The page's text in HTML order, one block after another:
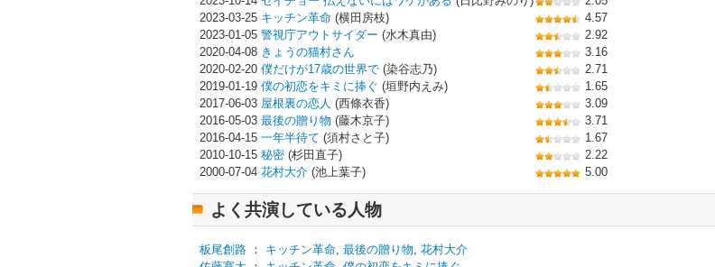
2023-03-25 キッチン革命 (横田房枝)
4.57
2023-01-05 警視庁アウトサイダー (水木真由)
2.92
2020-04-08 きょうの猫村さん
3.16
2020-02-20 僕だけが17歳の世界で (染谷志乃)
2.71
2019-01-19 僕の初恋をキミに捧ぐ (垣野内えみ)
1.65
2017-06-03 屋根裏の恋人 (西條衣香)
3.09
2016-05-03 最後の贈り物 (藤木京子)
3.71
2016-04-15 一年半待て (須村さと子)
1.67
2010-10-15 秘密 (杉田直子)
2.22
2000-07-04 花村大介 (池上葉子) 5.00
よく共演している人物
板尾創路 ： キッチン革命, 最後の贈り物, 花村大介